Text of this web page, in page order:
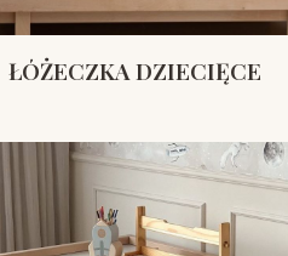
ŁÓŻECZKA DZIECIĘCE